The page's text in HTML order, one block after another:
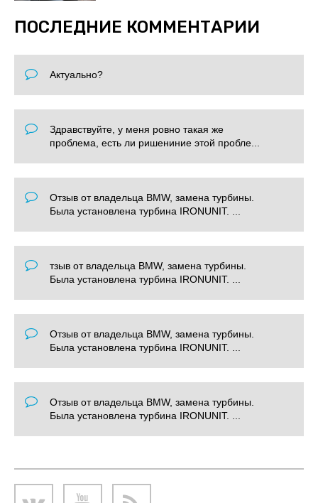
ПОСЛЕДНИЕ КОММЕНТАРИИ
Актуально?
Здравствуйте, у меня ровно такая же
проблема, есть ли ришениние этой пробле...
Отзыв от владельца BMW, замена турбины.
Была установлена турбина IRONUNIT. ...
тзыв от владельца BMW, замена турбины.
Была установлена турбина IRONUNIT. ...
Отзыв от владельца BMW, замена турбины.
Была установлена турбина IRONUNIT. ...
Отзыв от владельца BMW, замена турбины.
Была установлена турбина IRONUNIT. ...